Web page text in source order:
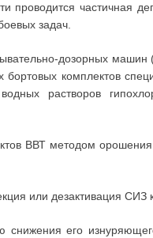
проводится частичная
задач.
дозорных
комплектов
растворов
ВВТ методом
или дезактивация СИЗ
его